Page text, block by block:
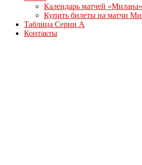
Календарь матчей
Купить билеты на матчи
Таблица Серии А
Контакты